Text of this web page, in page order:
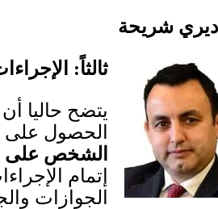
شريحة
ثالثاً:
يتضح حاليا
الحصول على
الشخص على
إتمام
الجوازات